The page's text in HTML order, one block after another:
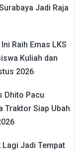
Jadi Raja
Raih Emas LKS
Kuliah dan
2026
Dhito Pacu
Traktor Siap Ubah
Jadi Tempat